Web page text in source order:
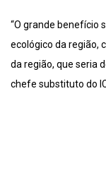
“O grande benefício
ecológico da região,
da região, que seria
chefe substituto do